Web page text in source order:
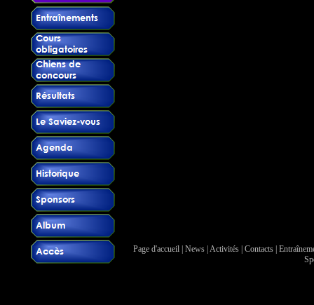
Page d'accueil| News| Activités| Contacts|